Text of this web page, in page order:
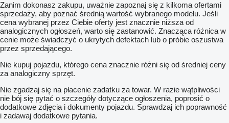
Zanim dokonasz zakupu, uważnie zapoznaj się z kilkoma ofertami
sprzedaży, aby poznać średnią wartość wybranego modelu. Jeśli
cena wybranej przez Ciebie oferty jest znacznie niższa od
analogicznych ogłoszeń, warto się zastanowić. Znacząca różnica w
cenie może świadczyć o ukrytych defektach lub o próbie oszustwa
przez sprzedającego.
Nie kupuj pojazdu, którego cena znacznie różni się od średniej ceny
za analogiczny sprzęt.
Nie zgadzaj się na płacenie zadatku za towar. W razie wątpliwości
nie bój się pytać o szczegóły dotyczące ogłoszenia, poprosić o
dodatkowe zdjęcia i dokumenty pojazdu. Sprawdzaj ich poprawność
i zadawaj dodatkowe pytania.